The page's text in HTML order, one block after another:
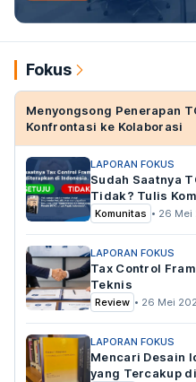
Fokus
Menyongsong Penerapan
Konfrontasi ke Kolaborasi
LAPORAN FOKUS
Sudah Saatnya
Tidak? Tulis
Komunitas • 26 Mei
LAPORAN FOKUS
Tax Control
Teknis
Review • 26 Mei
LAPORAN FOKUS
Mencari Desain
yang Tercakup